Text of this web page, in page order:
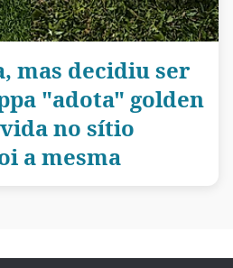
mas decidiu ser
"adota" golden
no sítio
a mesma